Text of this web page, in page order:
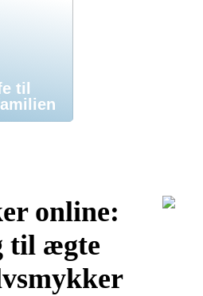
til
online:
til ægte